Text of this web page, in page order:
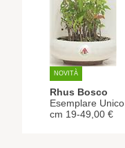
NOVITÀ
Rhus Bosco
Esemplare Unico
cm 19-49,00 €